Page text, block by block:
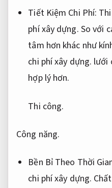
Tiết Kiệm Chi Phí:
phí xây dựng. So với
tâm hơn khác như
chi phí xây dựng. lưới
hợp lý hơn.
Thi công.
Công năng.
Bền Bỉ Theo Thời
chi phí xây dựng.